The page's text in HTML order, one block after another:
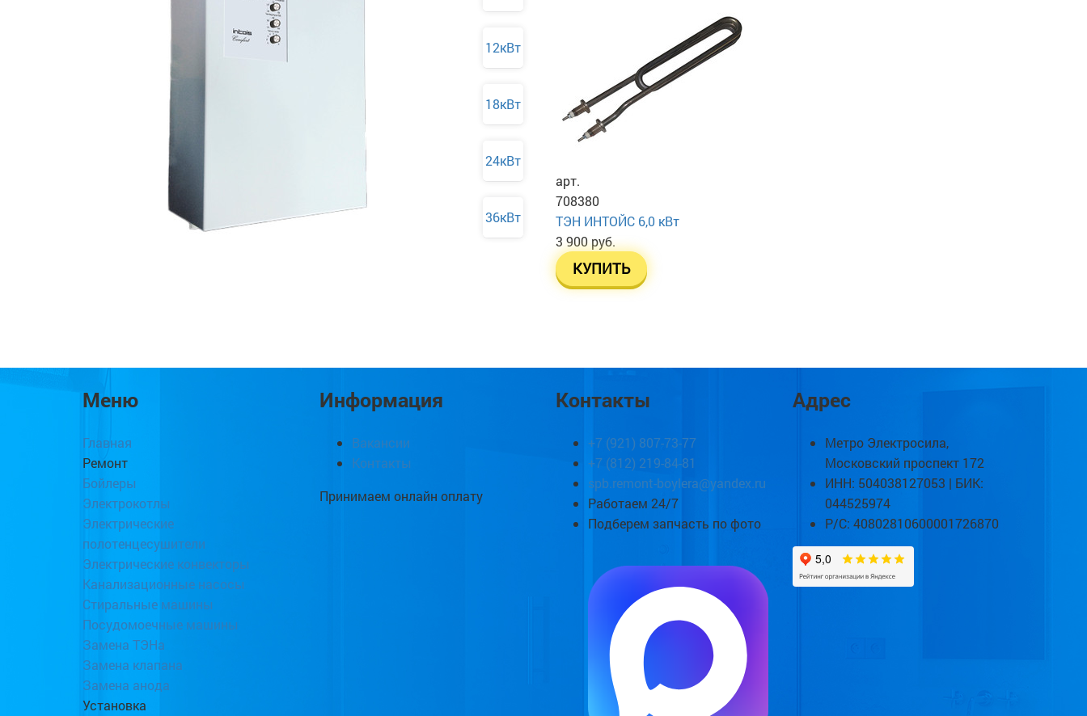
12кВт
18кВт
24кВт
36кВт
арт.
708380
ТЭН ИНТОЙС 6,0 кВт
3 900 руб.
КУПИТЬ
Меню
Главная
Ремонт
Бойлеры
Электрокотлы
Электрические
полотенцесушители
Электрические конвекторы
Канализационные насосы
Стиральные машины
Посудомоечные машины
Замена ТЭНа
Замена клапана
Замена анода
Установка
Информация
Вакансии
Контакты
Принимаем онлайн оплату
Контакты
+7 (921) 807-73-77
+7 (812) 219-84-81
spb.remont-boylera@yandex.ru
Работаем 24/7
Подберем запчасть по фото
Адрес
Метро Электросила,
Московский проспект 172
ИНН: 504038127053 | БИК:
044525974
Р/С: 40802810600001726870